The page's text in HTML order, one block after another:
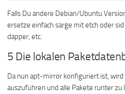
Falls Du andere Debian/Ubuntu
ersetze einfach sarge mit etch oder
dapper, etc.
5 Die lokalen
Da nun apt-mirror konfiguriert ist,
auszuführen und alle Pakete runter zu